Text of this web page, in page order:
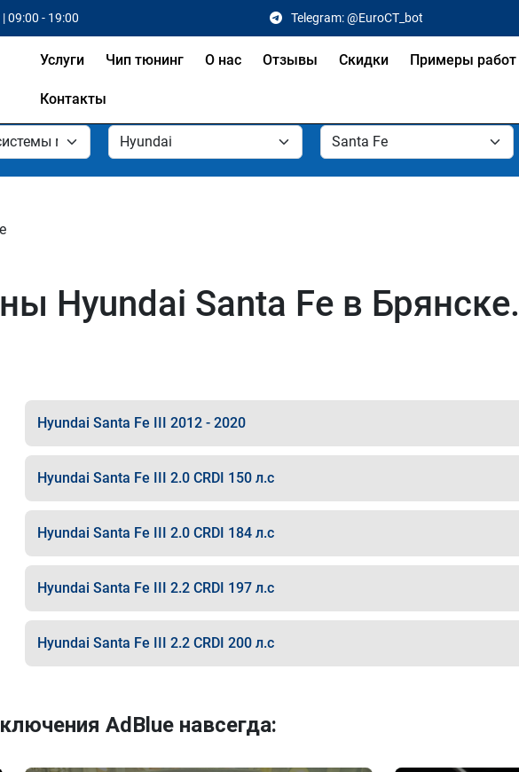
09:00 - 19:00 Telegram: @EuroCT_bot
Услуги Чип тюнинг О нас Отзывы Скидки Примеры работ
Контакты
Hyundai Santa Fe в Брянске.
Hyundai Santa Fe III 2012 - 2020
Hyundai Santa Fe III 2.0 CRDI 150 л.с
Hyundai Santa Fe III 2.0 CRDI 184 л.с
Hyundai Santa Fe III 2.2 CRDI 197 л.с
Hyundai Santa Fe III 2.2 CRDI 200 л.с
AdBlue навсегда: